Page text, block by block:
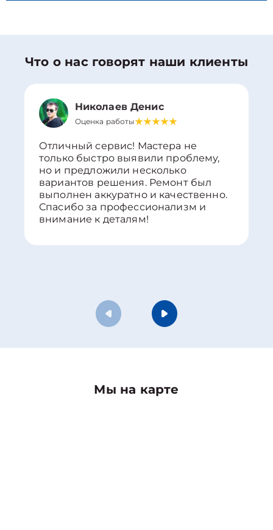
Что о нас говорят наши клиенты
Николаев Денис
Оценка работы
Отличный сервис! Мастера не
только быстро выявили проблему,
но и предложили несколько
вариантов решения. Ремонт был
выполнен аккуратно и качественно.
Спасибо за профессионализм и
внимание к деталям!
Мы на карте